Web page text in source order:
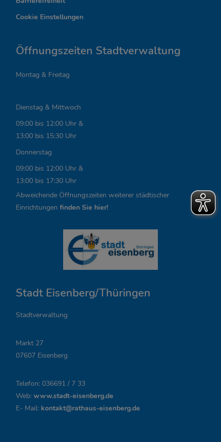
s
a
t
L
i
n
k
s
,
u
n
g
s
e
i
Cookie Einstellungen
Öffnungszeiten Stadtverwaltung
Montag & Freitag
Dienstag & Mittwoch
09:00 bis 12:00 Uhr &
13:00 bis 15:30 Uhr
Donnerstag
09:00 bis 12:00 Uhr &
13:00 bis 17:30 Uhr
Abweichende Öffnungszeiten weiterer städtischer
Einrichtungen finden Sie hier!
Stadt Eisenberg/Thüringen
Stadtverwaltung
Markt 27
07607 Eisenberg
Telefon: 036691 / 7 33
Web: www.stadt-eisenberg.de
E- Mail: kontakt@rathaus-eisenberg.de